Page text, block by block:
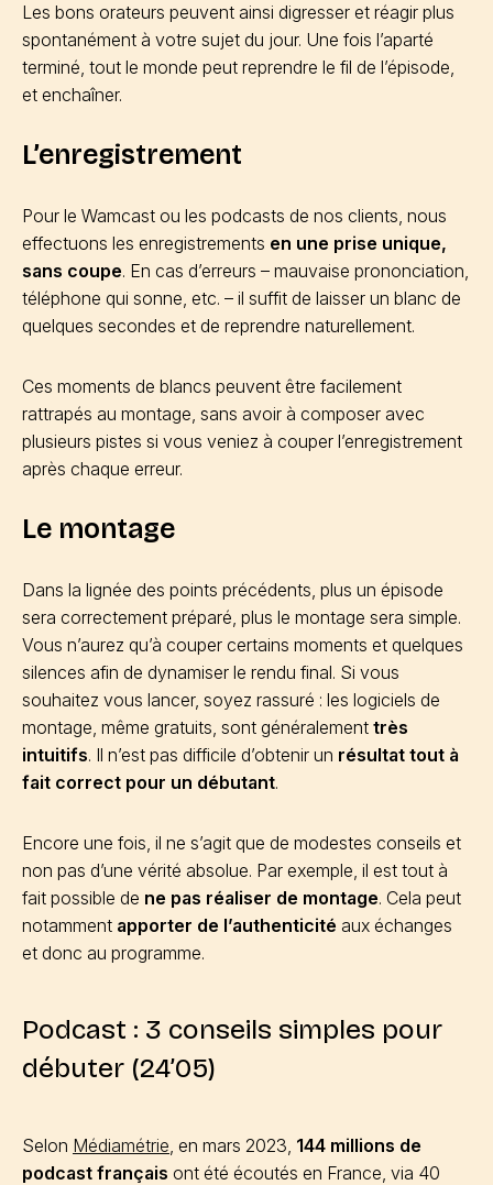
Les bons orateurs peuvent ainsi digresser et réagir plus
spontanément à votre sujet du jour. Une fois l’aparté
terminé, tout le monde peut reprendre le fil de l’épisode,
et enchaîner.
L’enregistrement
Pour le Wamcast ou les podcasts de nos clients, nous
effectuons les enregistrements en une prise unique,
sans coupe. En cas d’erreurs – mauvaise prononciation,
téléphone qui sonne, etc. – il suffit de laisser un blanc de
quelques secondes et de reprendre naturellement.
Ces moments de blancs peuvent être facilement
rattrapés au montage, sans avoir à composer avec
plusieurs pistes si vous veniez à couper l’enregistrement
après chaque erreur.
Le montage
Dans la lignée des points précédents, plus un épisode
sera correctement préparé, plus le montage sera simple.
Vous n’aurez qu’à couper certains moments et quelques
silences afin de dynamiser le rendu final. Si vous
souhaitez vous lancer, soyez rassuré : les logiciels de
montage, même gratuits, sont généralement très
intuitifs. Il n’est pas difficile d’obtenir un résultat tout à
fait correct pour un débutant.
Encore une fois, il ne s’agit que de modestes conseils et
non pas d’une vérité absolue. Par exemple, il est tout à
fait possible de ne pas réaliser de montage. Cela peut
notamment apporter de l’authenticité aux échanges
et donc au programme.
Podcast : 3 conseils simples pour
débuter (24’05)
Selon Médiamétrie, en mars 2023, 144 millions de
podcast français ont été écoutés en France, via 40